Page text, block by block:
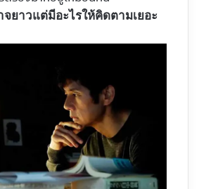
จยาวแต่มีอะไรให้คิดตามเยอะ